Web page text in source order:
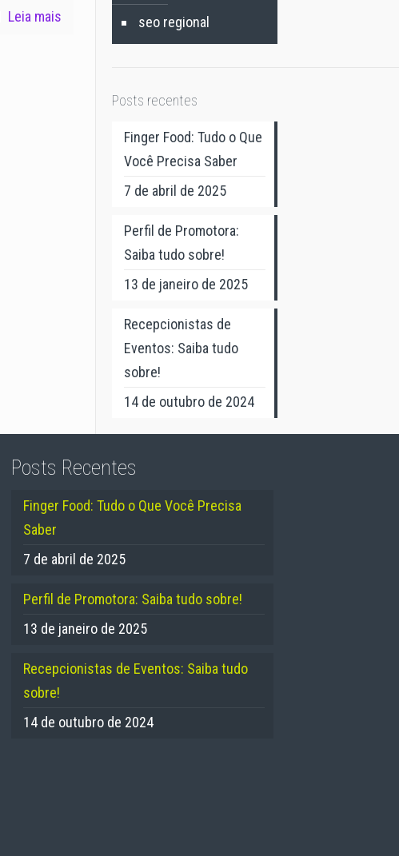
Leia mais seo regional
Posts recentes
Finger Food: Tudo o Que
Você Precisa Saber
7 de abril de 2025
Perfil de Promotora:
Saiba tudo sobre!
13 de janeiro de 2025
Recepcionistas de
Eventos: Saiba tudo
sobre!
14 de outubro de 2024
Posts Recentes
Finger Food: Tudo o Que Você Precisa
Saber
7 de abril de 2025
Perfil de Promotora: Saiba tudo sobre!
13 de janeiro de 2025
Recepcionistas de Eventos: Saiba tudo
sobre!
14 de outubro de 2024